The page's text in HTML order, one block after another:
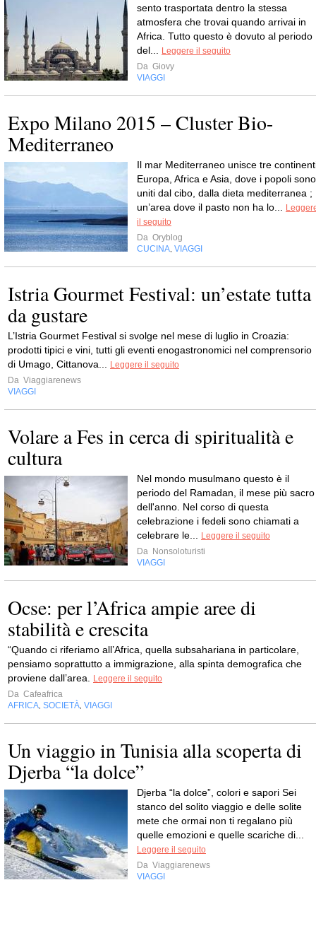
sento trasportata dentro la stessa
atmosfera che trovai quando arrivai in
Africa. Tutto questo è dovuto al periodo
del... Leggere il seguito
Da Giovy
VIAGGI
Expo Milano 2015 – Cluster Bio-
Mediterraneo
Il mar Mediterraneo unisce tre
Europa, Africa e Asia, dove i popoli sono
uniti dal cibo, dalla dieta mediterranea ;
un’area dove il pasto non ha lo...
il seguito
Da Oryblog
CUCINA, VIAGGI
Istria Gourmet Festival: un’estate tutta
da gustare
L’Istria Gourmet Festival si svolge nel mese di luglio in Croazia:
prodotti tipici e vini, tutti gli eventi enogastronomici nel comprensorio
di Umago, Cittanova... Leggere il seguito
Da Viaggiarenews
VIAGGI
Volare a Fes in cerca di spiritualità e
cultura
Nel mondo musulmano questo è il
periodo del Ramadan, il mese più sacro
dell'anno. Nel corso di questa
celebrazione i fedeli sono chiamati a
celebrare le... Leggere il seguito
Da Nonsoloturisti
VIAGGI
Ocse: per l’Africa ampie aree di
stabilità e crescita
“Quando ci riferiamo all’Africa, quella subsahariana in particolare,
pensiamo soprattutto a immigrazione, alla spinta demografica che
proviene dall’area. Leggere il seguito
Da Cafeafrica
AFRICA, SOCIETÀ, VIAGGI
Un viaggio in Tunisia alla scoperta di
Djerba “la dolce”
Djerba “la dolce”, colori e sapori Sei
stanco del solito viaggio e delle solite
mete che ormai non ti regalano più
quelle emozioni e quelle scariche di...
Leggere il seguito
Da Viaggiarenews
VIAGGI